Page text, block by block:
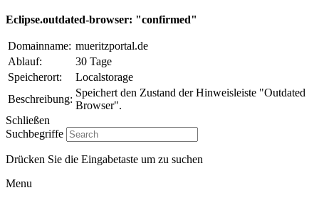
Eclipse.outdated-browser: "confirmed"
Domainname: mueritzportal.de
Ablauf:
30 Tage
Speicherort:
Localstorage
Beschreibung:
Speichert den Zustand der Hinweisleiste "Outdated
Browser".
Schließen
Suchbegriffe
Drücken Sie die Eingabetaste um zu suchen
Menu